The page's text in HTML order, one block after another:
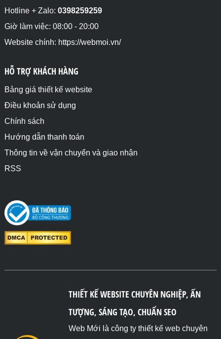
Hotline + Zalo: 0398259259
Giờ làm việc: 08:00 - 20:00
Website chính: https://webmoi.vn/
HỖ TRỢ KHÁCH HÀNG
Bảng giá thiết kế website
Điều khoản sử dụng
Chính sách
Hướng dẫn thanh toán
Thông tin về vận chuyển và giao nhận
RSS
THIẾT KẾ WEBSITE CHUYÊN NGHIỆP, ẤN
TƯỢNG, SÁNG TẠO, CHUẨN SEO
Web Mới là công ty thiết kế web chuyên